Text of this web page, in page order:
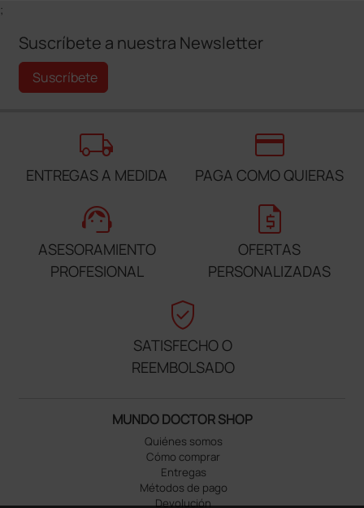
;
Suscríbete a nuestra Newsletter
Suscríbete
local_shipping
ENTREGAS A MEDIDA
credit_card
PAGA COMO QUIERAS
support_agent
ASESORAMIENTO
PROFESIONAL
request_quote
OFERTAS
PERSONALIZADAS
verified_user
SATISFECHO O
REEMBOLSADO
MUNDO DOCTOR SHOP
Quiénes somos
Cómo comprar
Entregas
Métodos de pago
Devolución